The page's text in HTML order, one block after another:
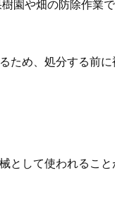
園や畑の防除作
ため、処分する前
として使われるこ